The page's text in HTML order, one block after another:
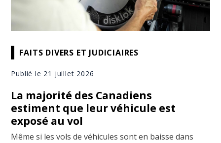
FAITS DIVERS ET JUDICIAIRES
Publié le 21 juillet 2026
La majorité des Canadiens
estiment que leur véhicule est
exposé au vol
Même si les vols de véhicules sont en baisse dans